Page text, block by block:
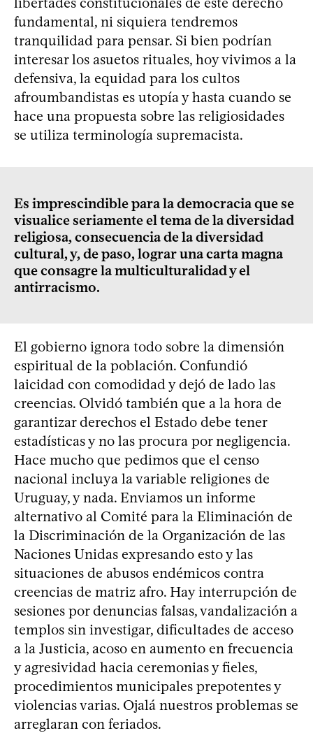
fundamental, ni siquiera tendremos
tranquilidad para pensar. Si bien podrían
interesar los asuetos rituales, hoy vivimos a la
defensiva, la equidad para los cultos
afroumbandistas es utopía y hasta cuando se
hace una propuesta sobre las religiosidades
se utiliza terminología supremacista.
Es imprescindible para la democracia que se
visualice seriamente el tema de la diversidad
religiosa, consecuencia de la diversidad
cultural, y, de paso, lograr una carta magna
que consagre la multiculturalidad y el
antirracismo.
El gobierno ignora todo sobre la dimensión
espiritual de la población. Confundió
laicidad con comodidad y dejó de lado las
creencias. Olvidó también que a la hora de
garantizar derechos el Estado debe tener
estadísticas y no las procura por negligencia.
Hace mucho que pedimos que el censo
nacional incluya la variable religiones de
Uruguay, y nada. Enviamos un informe
alternativo al Comité para la Eliminación de
la Discriminación de la Organización de las
Naciones Unidas expresando esto y las
situaciones de abusos endémicos contra
creencias de matriz afro. Hay interrupción de
sesiones por denuncias falsas, vandalización a
templos sin investigar, dificultades de acceso
a la Justicia, acoso en aumento en frecuencia
y agresividad hacia ceremonias y fieles,
procedimientos municipales prepotentes y
violencias varias. Ojalá nuestros problemas se
arreglaran con feriados.